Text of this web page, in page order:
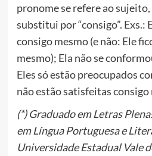
pronome se refere ao sujeito,
substitui por “consigo”. Exs.:
consigo mesmo (e não: Ele
mesmo); Ela não se
Eles só estão preocupados
não estão satisfeitas consigo
(*) Graduado em Letras
em Língua Portuguesa e
Universidade Estadual Vale